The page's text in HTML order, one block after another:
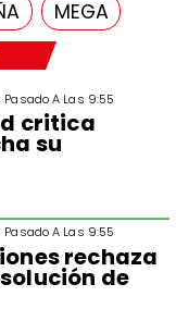
Pasado A Las 9:55
critica
su
Pasado A Las 9:55
rechaza
de
MEGA